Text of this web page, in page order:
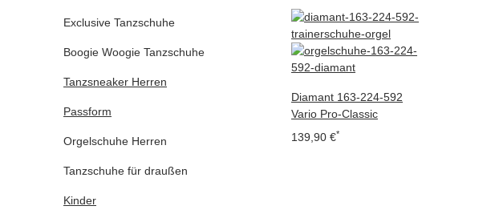
Diamant 163-224-592
Vario Pro-Classic
139,90 €*
Exclusive Tanzschuhe
Boogie Woogie Tanzschuhe
Tanzsneaker Herren
Passform
Orgelschuhe Herren
Tanzschuhe für draußen
Kinder